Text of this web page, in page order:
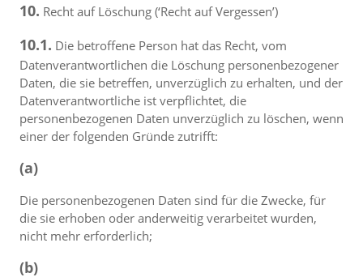
10. Recht auf Löschung (‘Recht auf Vergessen’)
10.1. Die betroffene Person hat das Recht, vom
Datenverantwortlichen die Löschung personenbezogener
Daten, die sie betreffen, unverzüglich zu erhalten, und der
Datenverantwortliche ist verpflichtet, die
personenbezogenen Daten unverzüglich zu löschen, wenn
einer der folgenden Gründe zutrifft:
(a)
Die personenbezogenen Daten sind für die Zwecke, für
die sie erhoben oder anderweitig verarbeitet wurden,
nicht mehr erforderlich;
(b)